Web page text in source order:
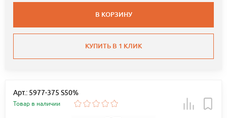
В КОРЗИНУ
КУПИТЬ В 1 КЛИК
Арт.: 5977-375 S50%
Товар в наличии